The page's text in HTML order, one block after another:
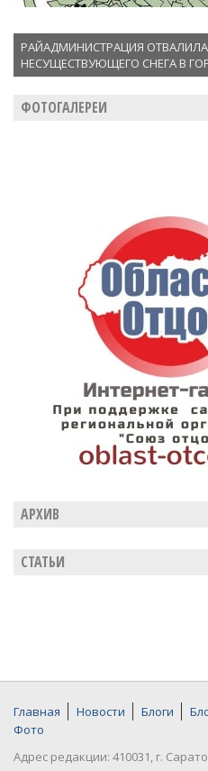
РАЙАДМИНИСТРАЦИЯ ОТВАЛИЛА
НЕСУЩЕСТВУЮЩЕГО СНЕГА В
ФОТОГАЛЕРЕИ
АРХИВ
СТАТЬИ
Главная Новости Блоги
Фото
Адрес редакции: 410031, г.